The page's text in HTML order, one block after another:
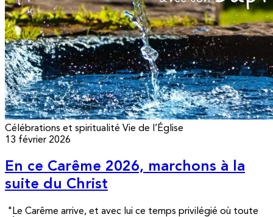
Célébrations et spiritualité Vie de l’Église
13 février 2026
En ce Carême 2026, marchons à la
suite du Christ
"Le Carême arrive, et avec lui ce temps privilégié où toute